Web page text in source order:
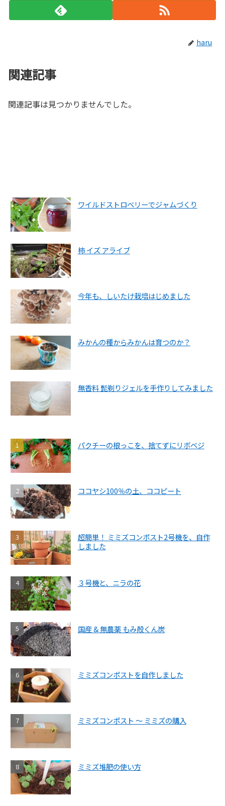
haru
関連記事
関連記事は見つかりませんでした。
ワイルドストロベリーでジャムづくり
柿 イズ アライブ
今年も、しいたけ栽培はじめました
みかんの種からみかんは育つのか？
無香料 髭剃りジェルを手作りしてみました
パクチーの根っこを、捨てずにリボベジ
ココヤシ100％の土、ココピート
超簡単！ ミミズコンポスト2号機を、自作
しました
３号機と、ニラの花
国産 & 無農薬 もみ殻くん炭
ミミズコンポストを自作しました
ミミズコンポスト ～ ミミズの購入
ミミズ堆肥の使い方